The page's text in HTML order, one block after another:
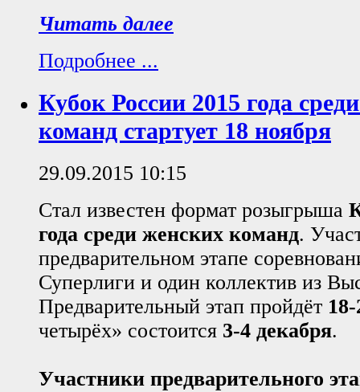
Читать далее
Подробнее ...
Кубок России 2015 года
команд стартует 18 ноября
29.09.2015 10:15
Стал известен формат розыгрыша
года среди женских команд.
предварительном этапе
Суперлиги и один коллектив из
Предварительный этап пройдёт
четырёх» состоится 3-4 декабря.
Участники предварительного